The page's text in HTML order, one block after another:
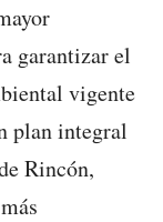
garantizar el
vigente
plan integral
Rincón,